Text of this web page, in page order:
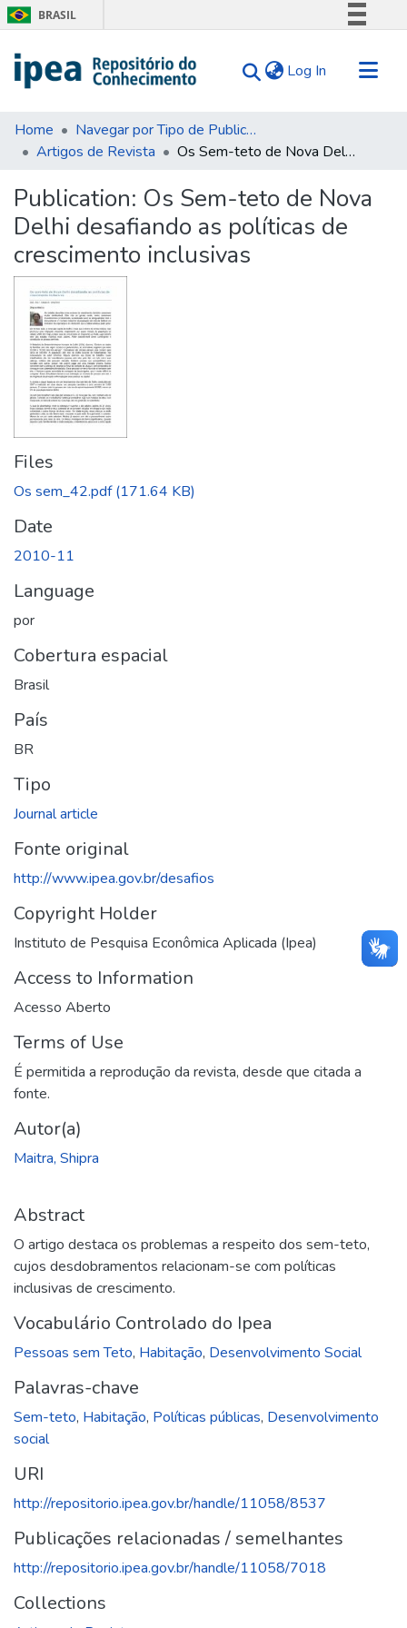
BRASIL
Comunica BR
Acesso à informação
Legislação
Log In (current)
Communities & Collections
Search for
Statistics
Tips
About Us
Home
Navegar por Tipo de Publicação
Artigos de Revista
Os Sem-teto de Nova Delhi desafiando as políticas de crescimento inclusivas
Publication: Os Sem-teto de Nova
Delhi desafiando as políticas de
crescimento inclusivas
Files
Os sem_42.pdf(171.64 KB)
Date
2010-11
Language
por
Cobertura espacial
Brasil
País
BR
Tipo
Journal article
Fonte original
http://www.ipea.gov.br/desafios
Copyright Holder
Instituto de Pesquisa Econômica Aplicada (Ipea)
Access to Information
Acesso Aberto
Terms of Use
É permitida a reprodução da revista, desde que citada a
fonte.
Autor(a)
Maitra, Shipra
Abstract
O artigo destaca os problemas a respeito dos sem-teto,
cujos desdobramentos relacionam-se com políticas
inclusivas de crescimento.
Vocabulário Controlado do Ipea
Pessoas sem Teto, Habitação, Desenvolvimento Social
Palavras-chave
Sem-teto, Habitação, Políticas públicas, Desenvolvimento
social
URI
http://repositorio.ipea.gov.br/handle/11058/8537
Publicações relacionadas / semelhantes
http://repositorio.ipea.gov.br/handle/11058/7018
Collections